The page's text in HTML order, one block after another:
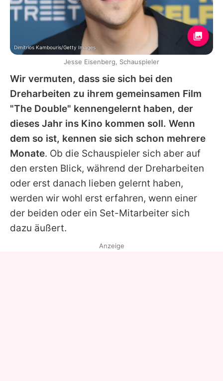
Wir vermuten, dass sie sich bei den
Dreharbeiten zu ihrem gemeinsamen Film
"The Double" kennengelernt haben, der
dieses Jahr ins Kino kommen soll. Wenn
dem so ist, kennen sie sich schon mehrere
Monate. Ob die Schauspieler sich aber auf
den ersten Blick, während der Dreharbeiten
oder erst danach lieben gelernt haben,
werden wir wohl erst erfahren, wenn einer
der beiden oder ein Set-Mitarbeiter sich
dazu äußert.
Dimitrios Kambouris/Getty Images
Jesse Eisenberg, Schauspieler
Anzeige